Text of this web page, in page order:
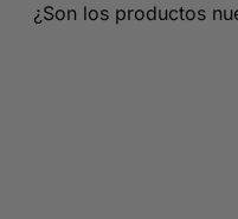
¿Son los productos